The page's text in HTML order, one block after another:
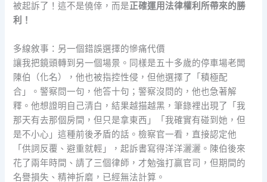
被起訴了！這不是僥倖，而是正確運用法律權利所帶來的勝
利！
多線敘事：另一個錯誤選擇的慘痛代價
讓我把鏡頭轉到另一個場景。同樣是五十多歲的停車場老闆
陳伯（化名），他也被指控性侵，但他選擇了「積極配
合」。警察問一句，他答十句；警察沒問的，他也急著解
釋。他想證明自己清白，結果越描越黑，筆錄裡出現了「我
那天有去那個房間，但只是拿東西」「我確實有碰到她，但
是不小心」這種前後矛盾的話。檢察官一看，直接認定他
「供詞反覆、避重就輕」，起訴書寫得洋洋灑灑。陳伯後來
花了兩年時間、請了三個律師，才勉強打贏官司，但期間的
名譽損失、精神折磨，已經無法計算。